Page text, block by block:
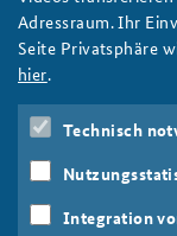
Adressraum. Ihr
Seite Privatsphäre
hier.
Technisch
Integration